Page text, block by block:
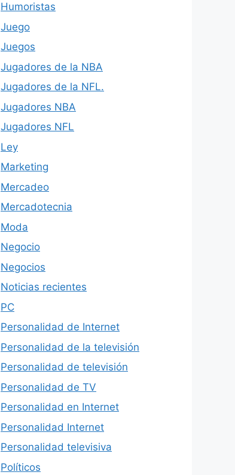
Humoristas
Juego
Juegos
Jugadores de la NBA
Jugadores de la NFL.
Jugadores NBA
Jugadores NFL
Ley
Marketing
Mercadeo
Mercadotecnia
Moda
Negocio
Negocios
Noticias recientes
PC
Personalidad de Internet
Personalidad de la televisión
Personalidad de televisión
Personalidad de TV
Personalidad en Internet
Personalidad Internet
Personalidad televisiva
Políticos